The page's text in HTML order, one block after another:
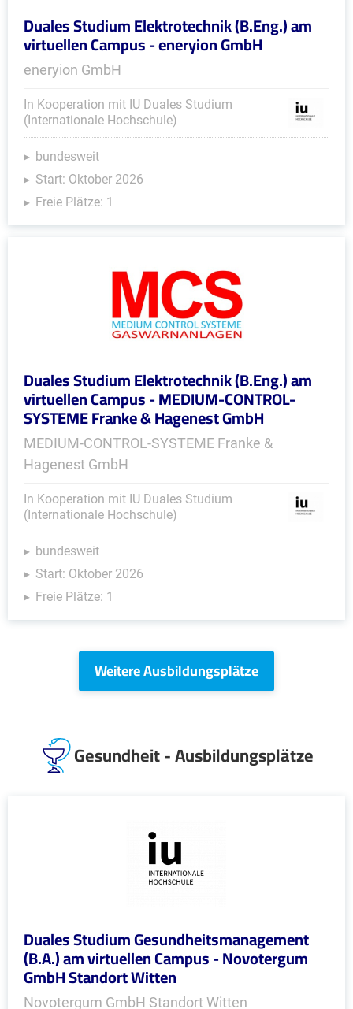
Duales Studium Elektrotechnik (B.Eng.) am
virtuellen Campus - eneryion GmbH
eneryion GmbH
In Kooperation mit IU Duales Studium
(Internationale Hochschule)
bundesweit
Start: Oktober 2026
Freie Plätze: 1
Duales Studium Elektrotechnik (B.Eng.) am
virtuellen Campus - MEDIUM-CONTROL-
SYSTEME Franke & Hagenest GmbH
MEDIUM-CONTROL-SYSTEME Franke &
Hagenest GmbH
In Kooperation mit IU Duales Studium
(Internationale Hochschule)
bundesweit
Start: Oktober 2026
Freie Plätze: 1
Weitere Ausbildungsplätze
Gesundheit - Ausbildungsplätze
Duales Studium Gesundheitsmanagement
(B.A.) am virtuellen Campus - Novotergum
GmbH Standort Witten
Novotergum GmbH Standort Witten